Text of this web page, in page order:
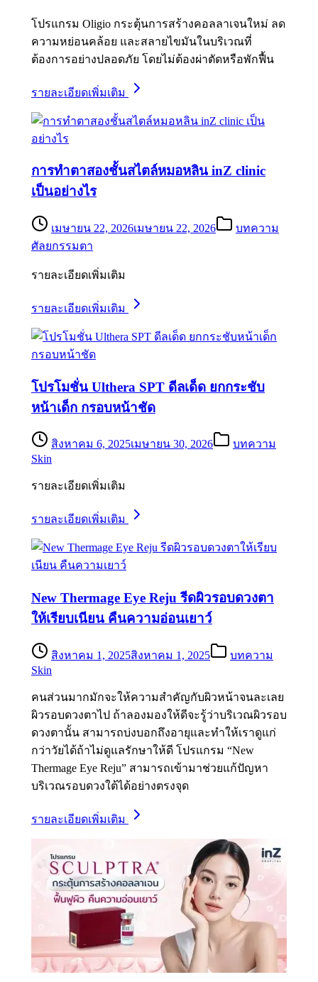
โปรแกรม Oligio กระตุ้นการสร้างคอลลาเจนใหม่ ลด
ความหย่อนคล้อย และสลายไขมันในบริเวณที่
ต้องการอย่างปลอดภัย โดยไม่ต้องผ่าตัดหรือพักฟื้น
รายละเอียดเพิ่มเติม
การทำตาสองชั้นสไตล์หมอหลิน inZ clinic
เป็นอย่างไร
เมษายน 22, 2026เมษายน 22, 2026
บทความ
ศัลยกรรมตา
รายละเอียดเพิ่มเติม
รายละเอียดเพิ่มเติม
โปรโมชั่น Ulthera SPT ดีลเด็ด ยกกระชับ
หน้าเด็ก กรอบหน้าชัด
สิงหาคม 6, 2025เมษายน 30, 2026
บทความ
Skin
รายละเอียดเพิ่มเติม
รายละเอียดเพิ่มเติม
New Thermage Eye Reju รีดผิวรอบดวงตา
ให้เรียบเนียน คืนความอ่อนเยาว์
สิงหาคม 1, 2025สิงหาคม 1, 2025
บทความ
Skin
คนส่วนมากมักจะให้ความสำคัญกับผิวหน้าจนละเลย
ผิวรอบดวงตาไป ถ้าลองมองให้ดีจะรู้ว่าบริเวณผิวรอบ
ดวงตานั้น สามารถบ่งบอกถึงอายุและทำให้เราดูแก่
กว่าวัยได้ถ้าไม่ดูแลรักษาให้ดี โปรแกรม “New
Thermage Eye Reju” สามารถเข้ามาช่วยแก้ปัญหา
บริเวณรอบดวงใต้ได้อย่างตรงจุด
รายละเอียดเพิ่มเติม